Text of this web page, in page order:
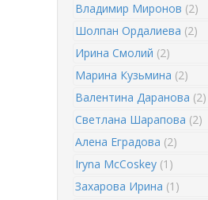
Владимир Миронов (2)
Шолпан Ордалиева (2)
Ирина Смолий (2)
Марина Кузьмина (2)
Валентина Даранова (2)
Светлана Шарапова (2)
Алена Еградова (2)
Iryna McCoskey (1)
Захарова Ирина (1)